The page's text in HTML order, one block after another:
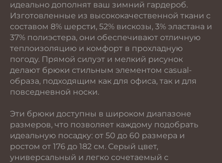
идеально дополнят ваш зимний гардероб.
Изготовленные из высококачественной ткани с
составом 8% шерсти, 52% вискозы, 3% эластана и
37% полиэстера, они обеспечивают отличную
теплоизоляцию и комфорт в прохладную
погоду. Прямой силуэт и мелкий рисунок
делают брюки стильным элементом casual-
образа, подходящим как для офиса, так и для
повседневной носки.
Эти брюки доступны в широком диапазоне
размеров, что позволяет каждому подобрать
идеальную посадку: от 50 до 60 размера и
ростом от 176 до 182 см. Серый цвет,
универсальный и легко сочетаемый с